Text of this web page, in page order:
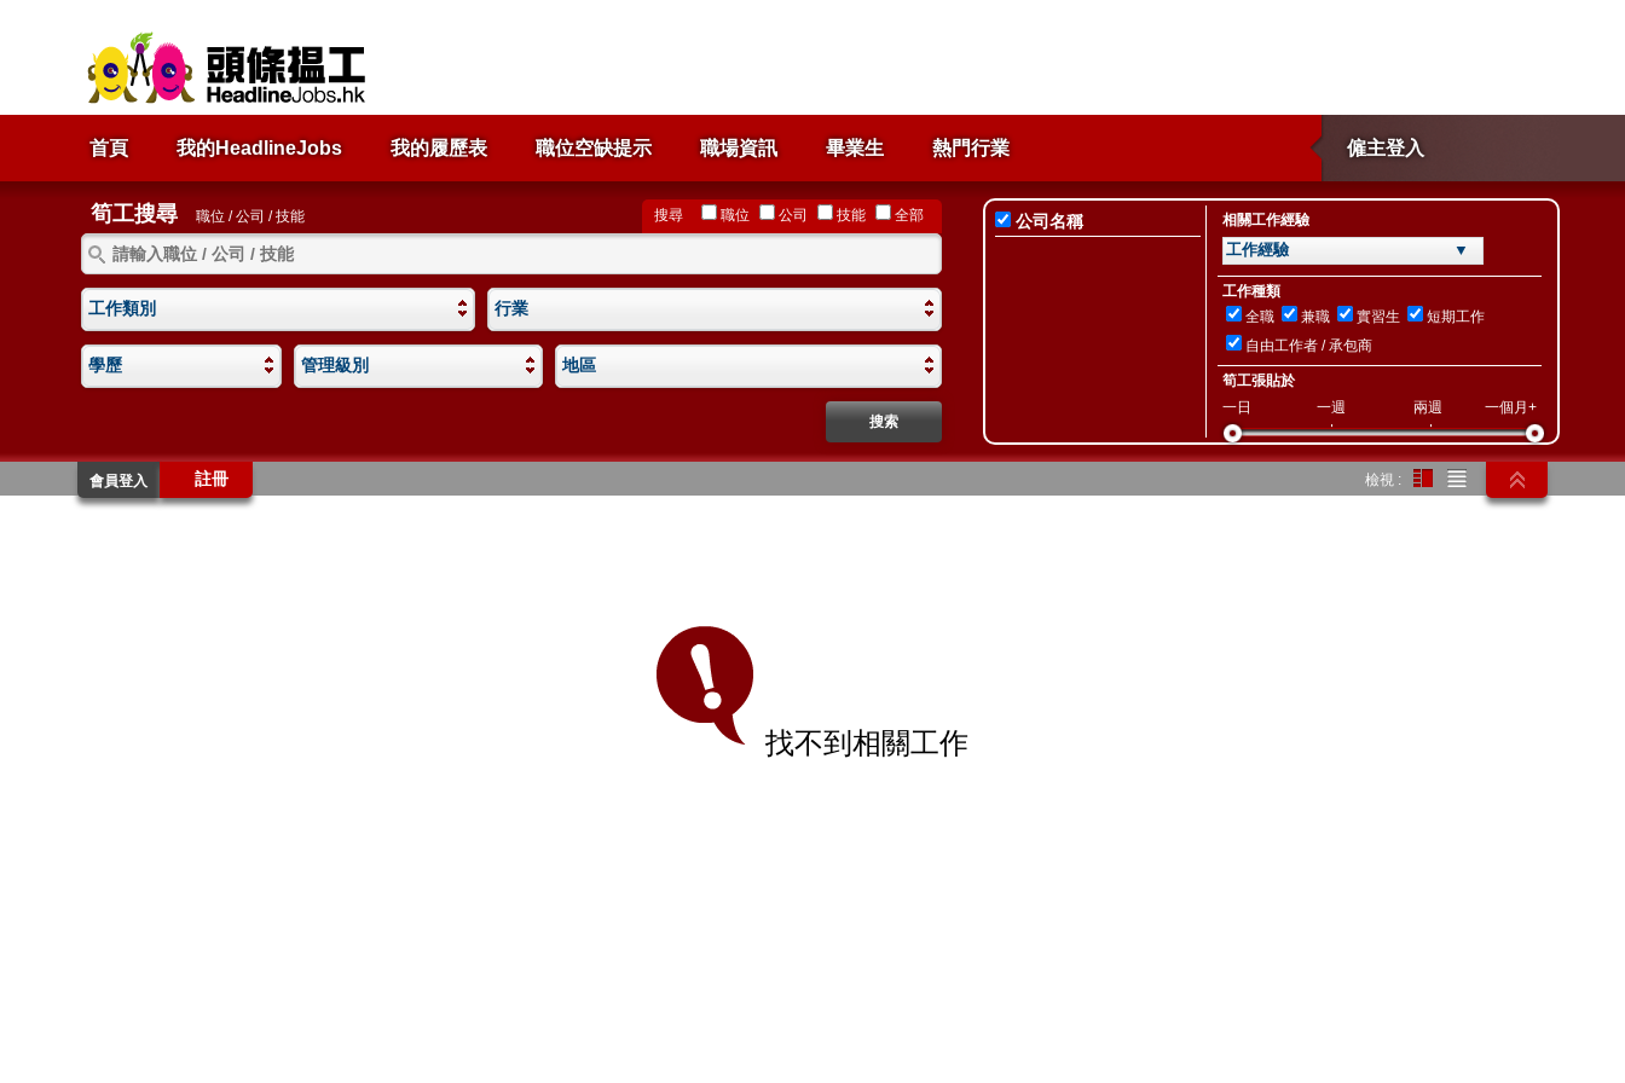
首頁 我的HeadlineJobs 我的履歷表 職位空缺提示 職場資訊 畢業生 僱主登入
熱門行業
筍工搜尋 職位 / 公司 / 技能 搜尋 職位 公司 技能 全部
工作類別 行業
學歷 管理級別 地區
公司名稱 相關工作經驗
工作經驗 ▼
工作種類
全職
兼職 實習生
短期工作
自由工作者 / 承包商
筍工張貼於
一日
一週 兩週 一個月+
會員登入 註冊 檢視 :
找不到相關工作